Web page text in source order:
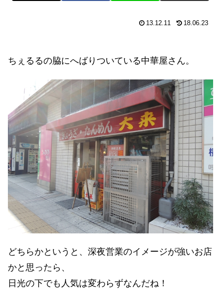
13.12.11 18.06.23
ちぇるるの脇にへばりついている中華屋さん。
どちらかというと、深夜営業のイメージが強いお店
かと思ったら、
日光の下でも人気は変わらずなんだね！